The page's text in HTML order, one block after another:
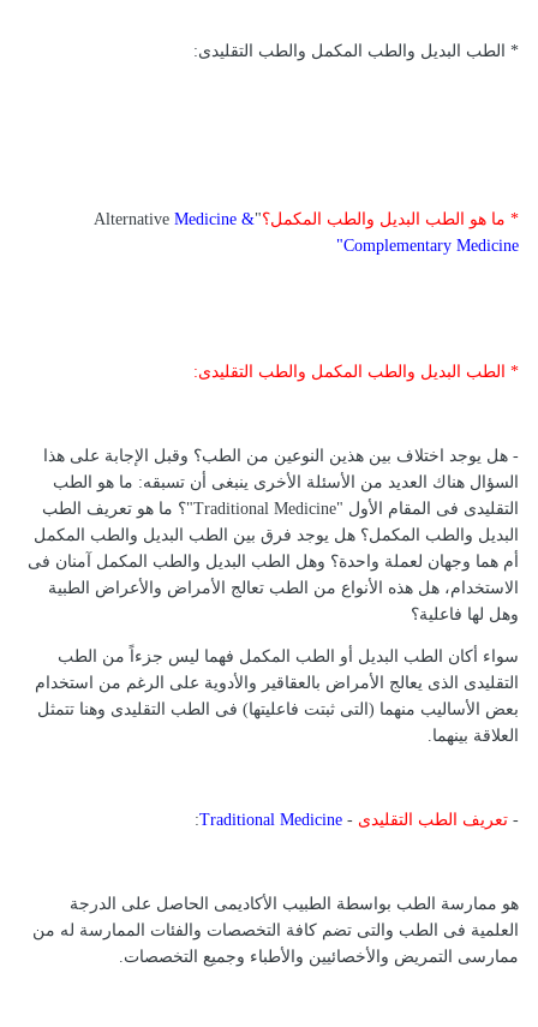
* الطب البديل والطب المكمل والطب التقليدى:
* ما هو الطب البديل والطب المكمل؟"Alternative
Medicine &
Complementary Medicine"
* الطب البديل والطب المكمل والطب التقليدى:
- هل يوجد اختلاف بين هذين النوعين من الطب؟ وقبل الإجابة على هذا
السؤال هناك العديد من الأسئلة الأخرى ينبغى أن تسبقه: ما هو الطب
التقليدى فى المقام الأول "Traditional Medicine"؟ ما هو تعريف الطب
البديل والطب المكمل؟ هل يوجد فرق بين الطب البديل والطب المكمل
أم هما وجهان لعملة واحدة؟ وهل الطب البديل والطب المكمل آمنان فى
الاستخدام، هل هذه الأنواع من الطب تعالج الأمراض والأعراض الطبية
وهل لها فاعلية؟
سواء أكان الطب البديل أو الطب المكمل فهما ليس جزءاً من الطب
التقليدى الذى يعالج الأمراض بالعقاقير والأدوية على الرغم من استخدام
بعض الأساليب منهما (التى ثبتت فاعليتها) فى الطب التقليدى وهنا تتمثل
العلاقة بينهما.
تعريف الطب التقليدى-
Traditional Medicine
:
هو ممارسة الطب بواسطة الطبيب الأكاديمى الحاصل على الدرجة
العلمية فى الطب والتى تضم كافة التخصصات والفئات الممارسة له من
ممارسى التمريض والأخصائيين والأطباء وجميع التخصصات.